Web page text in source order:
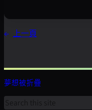
← 上一頁
夢想被折疊